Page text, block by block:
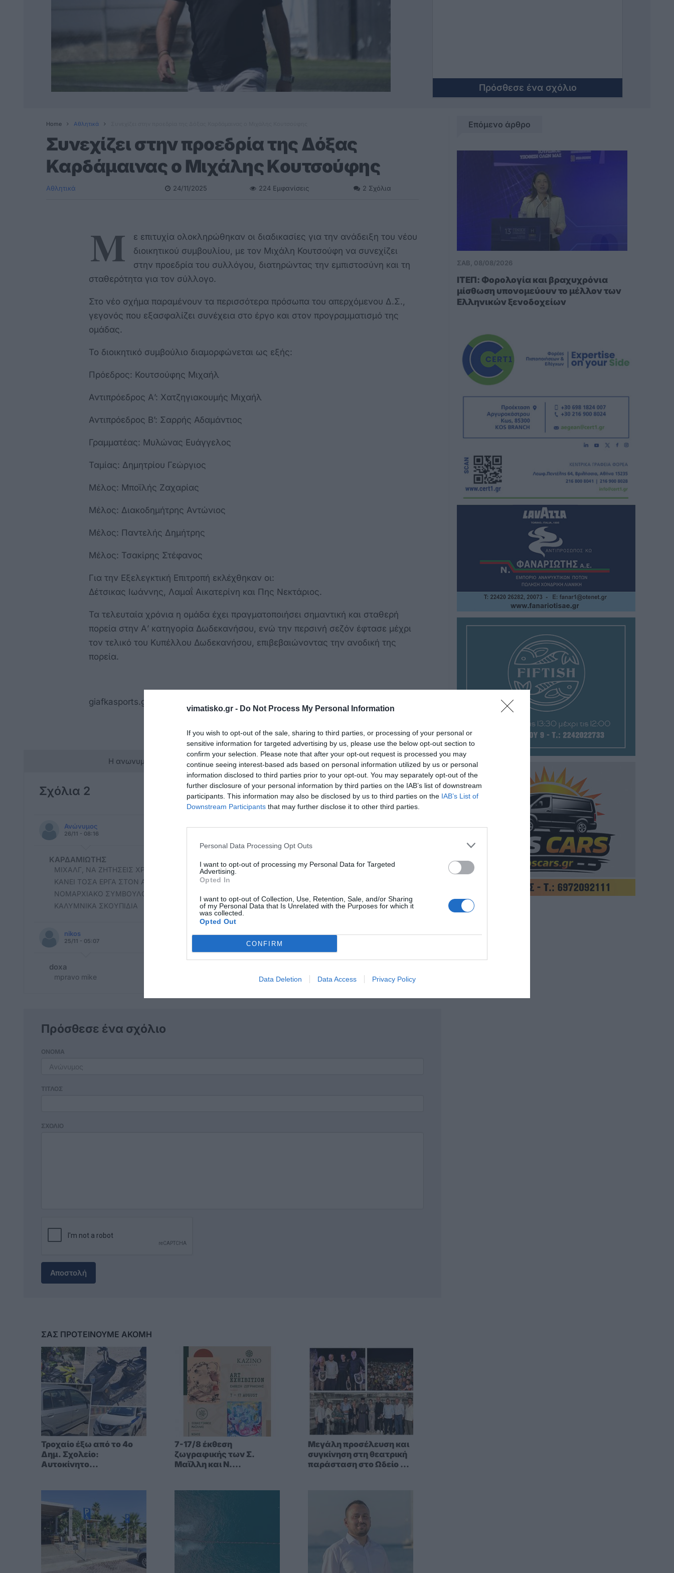
vimatisko.gr - Do Not Process My Personal Information
If you wish to opt-out of the sale, sharing to third parties, or processing of your personal or
sensitive information for targeted advertising by us, please use the below opt-out section to
confirm your selection. Please note that after your opt-out request is processed you may
continue seeing interest-based ads based on personal information utilized by us or personal
information disclosed to third parties prior to your opt-out. You may separately opt-out of the
further disclosure of your personal information by third parties on the IAB’s list of downstream
participants. This information may also be disclosed by us to third parties on the IAB’s List of
Downstream Participants that may further disclose it to other third parties.
Personal Data Processing Opt Outs
I want to opt-out of processing my Personal Data for Targeted
Advertising.
Opted In
I want to opt-out of Collection, Use, Retention, Sale, and/or Sharing
of my Personal Data that Is Unrelated with the Purposes for which it
was collected.
Opted Out
CONFIRM
Data Deletion Data Access Privacy Policy
Πρόσθεσε ένα σχόλιο
Home Αθλητικά
Συνεχίζει στην προεδρία της Δόξας
Καρδάμαινας ο Μιχάλης Κουτσούφης
Αθλητικά 24/11/2025 224Εμφανίσεις 2 Σχόλια
Μ
ε επιτυχία ολοκληρώθηκαν οι διαδικασίες για την ανάδειξη του νέου
διοικητικού συμβουλίου, με τον Μιχάλη Κουτσούφη να συνεχίζει
στην προεδρία του συλλόγου, διατηρώντας την εμπιστοσύνη και τη
σταθερότητα για τον σύλλογο.
Στο νέο σχήμα παραμένουν τα περισσότερα πρόσωπα του απερχόμενου Δ.Σ.,
γεγονός που εξασφαλίζει συνέχεια στο έργο και στον προγραμματισμό της
ομάδας.
Το διοικητικό συμβούλιο διαμορφώνεται ως εξής:
Πρόεδρος: Κουτσούφης Μιχαήλ
Αντιπρόεδρος Α’: Χατζηγιακουμής Μιχαήλ
Αντιπρόεδρος Β’: Σαρρής Αδαμάντιος
Γραμματέας: Μυλώνας Ευάγγελος
Ταμίας: Δημητρίου Γεώργιος
Μέλος: Μποϊλής Ζαχαρίας
Μέλος: Διακοδημήτρης Αντώνιος
Μέλος: Παντελής Δημήτρης
Μέλος: Τσακίρης Στέφανος
Για την Εξελεγκτική Επιτροπή εκλέχθηκαν οι:
Δέτσικας Ιωάννης, Λαμαΐ Αικατερίνη και Πης Νεκτάριος.
Τα τελευταία χρόνια η ομάδα έχει πραγματοποιήσει σημαντική και σταθερή
πορεία στην Α’ κατηγορία Δωδεκανήσου, ενώ την περσινή σεζόν έφτασε μέχρι
τον τελικό του Κυπέλλου Δωδεκανήσου, επιβεβαιώνοντας την ανοδική της
πορεία.
giafkasports.gr
Η ανωνυμία είναι το καλύτερο κρησφύγετο δειλίας και χυδαιότητας!
Σχόλια 2
Ανώνυμος
26/11 - 08:16
ΚΑΡΔΑΜΙΩΤΗΣ
ΜΙΧΑΛΓ, ΝΑ ΖΗΤΗΣΕΙΣ ΧΡΗΜΑΤΟΔΟΤΗΣΗ ΑΠΙ ΤΗΝ ΠΕΡΙΦΕΡΕΙΑ. Ο ΔΗΜΟΣ ΜΑΣ ΤΟΣΑ ΧΡΟΝΙΑ ΕΧΕΙ
ΚΑΝΕΙ ΤΟΣΑ ΕΡΓΑ ΣΤΟΝ ΑΘΛΗΤΙΣΜΟ. ΑΣ ΚΑΝΕΙ ΚΑΤΙ ΚΑΙ Η ΠΕΡΙΦΕΡΕΙΑ. ΕΧΕΤΕ ΚΑΙ ΚΑΡΔΑΜΙΩΤΗ
ΝΟΜΑΡΧΙΑΚΟ ΣΥΜΒΟΥΛΟ, ΚΟΛΛΗΤΟ ΤΟΥ ΠΕΡΙΦΕΡΙΑΡΧΗ. ΔΕΝ ΘΑ ΜΑΣ ΚΟΥΒΑΛΟΥΝ ΜΟΝΟ ΤΑ
ΚΑΛΥΜΝΙΚΑ ΣΚΟΥΠΙΔΙΑ
nikos
25/11 - 05:07
doxa
mpravo mike
Πρόσθεσε ένα σχόλιο
ΟΝΟΜΑ
ΤΙΤΛΟΣ
ΣΧΟΛΙΟ
Αποστολή
ΣΑΣ ΠΡΟΤΕΙΝΟΥΜΕ ΑΚΟΜΗ
Τροχαίο έξω από το 4ο
Δημ. Σχολείο:
Αυτοκίνητο
7-17/8 έκθεση
ζωγραφικής των Σ.
Μαϊλλη και Ν.
Μεγάλη προσέλευση και
συγκίνηση στη θεατρική
παράσταση στο Ωδείο Κω
Επόμενο άρθρο
ΣΑΒ, 08/08/2026
ITEΠ: Φορολογία και βραχυχρόνια
μίσθωση υπονομεύουν το μέλλον των
Ελληνικών ξενοδοχείων